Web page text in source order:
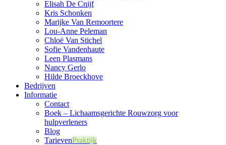
Elisah De Cnijf
Kris Schonken
Marijke Van Remoortere
Lou-Anne Peleman
Chloë Van Stichel
Sofie Vandenhaute
Leen Plasmans
Nancy Gerlo
Hilde Broeckhove
Bedrijven
Informatie
Contact
Boek – Lichaamsgerichte Rouwzorg voor
hulpverleners
Blog
TarievenPraktijk